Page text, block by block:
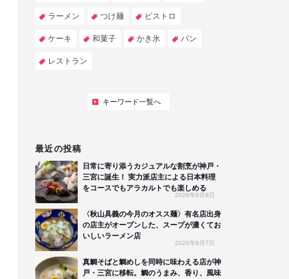
ラーメン つけ麺 ビストロ
ケーキ 和菓子 かき氷 パン
レストラン
キーワード一覧へ
最近の投稿
日常に寄り添うカジュアルな割烹が神戸・
三宮に誕生！ 実力派店主による日本料理
をコースでもアラカルトでも楽しめる
2026年8月8日
〈秋山具義の今月のオスス麺〉有名店出身
の店主がオープンした、スープが濃くてお
いしいラーメン店
2026年8月7日
真鯛そばと鯛めしを同時に味わえる店が神
戸・三宮に移転。鯛のうまみ、香り、風味